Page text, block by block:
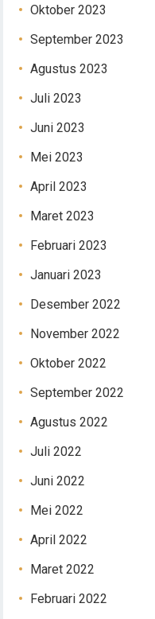
Oktober 2023
September 2023
Agustus 2023
Juli 2023
Juni 2023
Mei 2023
April 2023
Maret 2023
Februari 2023
Januari 2023
Desember 2022
November 2022
Oktober 2022
September 2022
Agustus 2022
Juli 2022
Juni 2022
Mei 2022
April 2022
Maret 2022
Februari 2022